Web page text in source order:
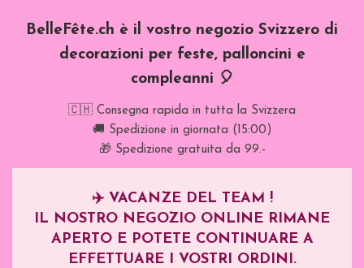
BelleFête.ch è il vostro negozio Svizzero di
decorazioni per feste, palloncini e
compleanni 🎈
🇨🇭 Consegna rapida in tutta la Svizzera
🚚 Spedizione in giornata (15:00)
🎁 Spedizione gratuita da 99.-
✈️ VACANZE DEL TEAM !
IL NOSTRO NEGOZIO ONLINE RIMANE
APERTO E POTETE CONTINUARE A
EFFETTUARE I VOSTRI ORDINI.